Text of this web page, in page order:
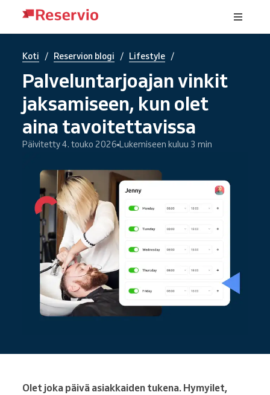
Koti / Reservion blogi / Lifestyle /
Palveluntarjoajan vinkit
jaksamiseen, kun olet
aina tavoitettavissa
Päivitetty 4. touko 2026 Lukemiseen kuluu 3 min
Olet joka päivä asiakkaiden tukena. Hymyilet,